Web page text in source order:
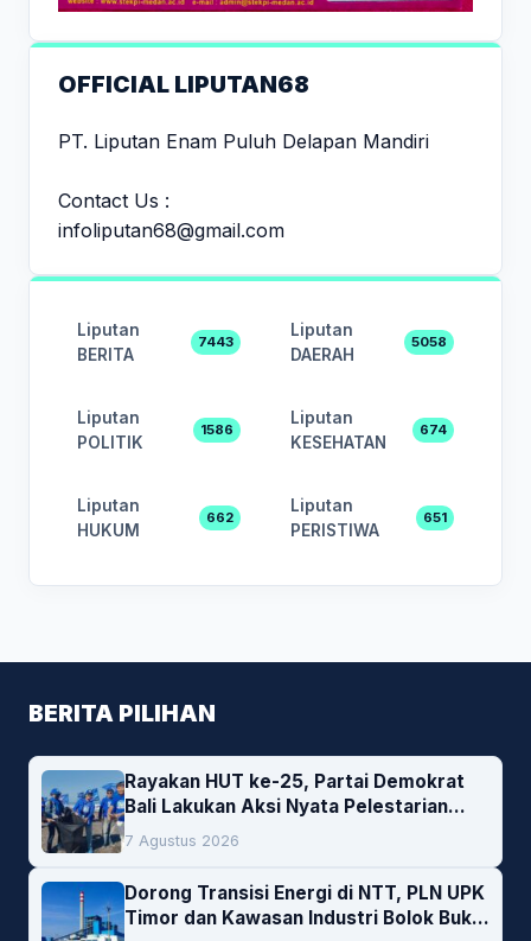
OFFICIAL LIPUTAN68
PT. Liputan Enam Puluh Delapan Mandiri
Contact Us :
infoliputan68@gmail.com
Liputan
BERITA
7443
Liputan
DAERAH
5058
Liputan
POLITIK
1586
Liputan
KESEHATAN
674
Liputan
HUKUM
662
Liputan
PERISTIWA
651
BERITA PILIHAN
Rayakan HUT ke-25, Partai Demokrat
Bali Lakukan Aksi Nyata Pelestarian
Lingkungan
7 Agustus 2026
Dorong Transisi Energi di NTT, PLN UPK
Timor dan Kawasan Industri Bolok Buka